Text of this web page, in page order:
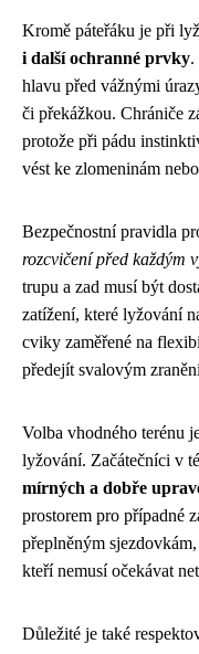
Kromě páteřáku je při
i další ochranné prvky.
hlavu před vážnými
či překážkou. Chrániče
protože při pádu
vést ke zlomeninám
Bezpečnostní pravidla
rozcvičení před každým
trupu a zad musí být
zatížení, které lyžování
cviky zaměřené na
předejít svalovým
Volba vhodného terénu
lyžování. Začátečníci v
mírných a dobře
prostorem pro případné
přeplněným
kteří nemusí očekávat
Důležité je také